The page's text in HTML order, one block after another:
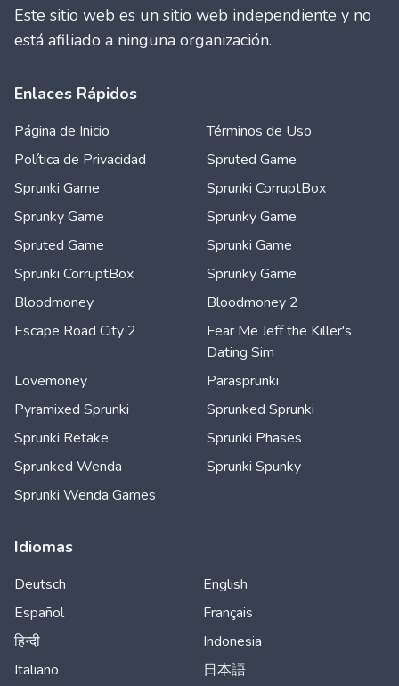
Este sitio web es un sitio web independiente y no
está afiliado a ninguna organización.
Enlaces Rápidos
Página de Inicio
Términos de Uso
Política de Privacidad
Spruted Game
Sprunki Game
Sprunki CorruptBox
Sprunky Game
Sprunky Game
Spruted Game
Sprunki Game
Sprunki CorruptBox
Sprunky Game
Bloodmoney
Bloodmoney 2
Escape Road City 2
Fear Me Jeff the Killer's
Dating Sim
Lovemoney
Parasprunki
Pyramixed Sprunki
Sprunked Sprunki
Sprunki Retake
Sprunki Phases
Sprunked Wenda
Sprunki Spunky
Sprunki Wenda Games
Idiomas
Deutsch
English
Español
Français
हिन्दी
Indonesia
Italiano
日本語